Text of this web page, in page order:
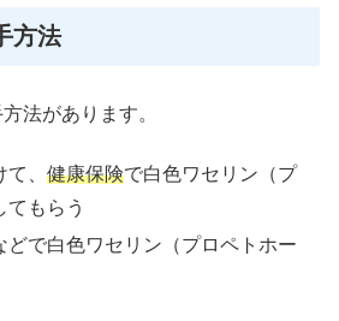
方法
法があります。
て、健康保険で白色ワセリン（プ
てもらう
どで白色ワセリン（プロペトホー